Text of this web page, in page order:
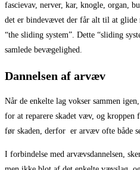
fascievav, nerver, kar, knogle, organ,
det er bindevævet der får alt til at
“the sliding system”. Dette “sliding
samlede bevægelighed.
Dannelsen af arvæv
Når de enkelte lag vokser sammen
for at reparere skadet væv, og kroppen
før skaden, derfor er arvæv ofte både
I forbindelse med arvævsdannelsen,